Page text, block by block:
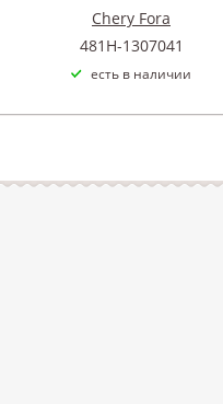
Chery Fora
481H-1307041
есть в наличии